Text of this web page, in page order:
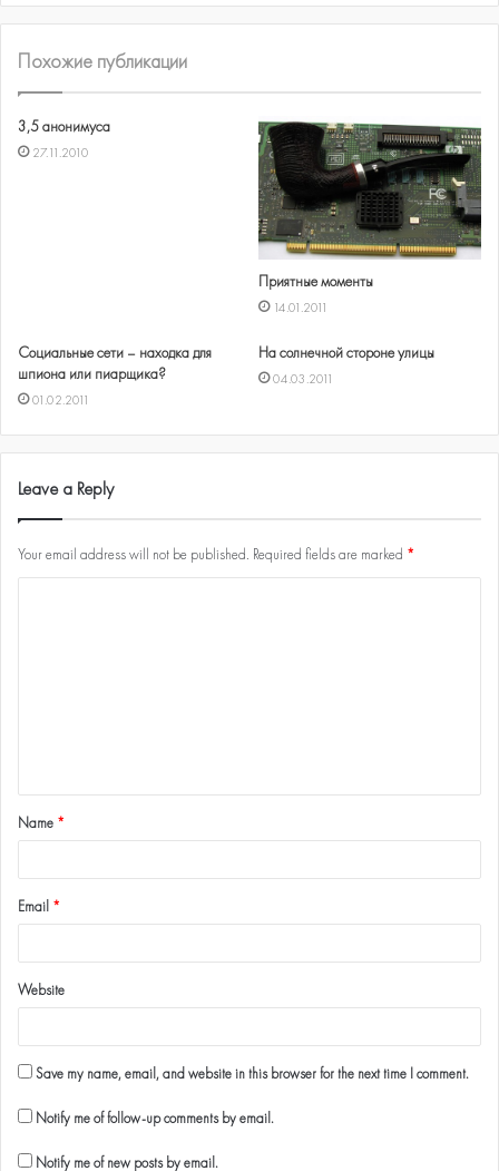
Похожие публикации
3,5 анонимуса
27.11.2010
Приятные моменты
14.01.2011
Социальные сети – находка для
шпиона или пиарщика?
01.02.2011
На солнечной стороне улицы
04.03.2011
Leave a Reply
Your email address will not be published. Required fields are marked *
Name *
Email *
Website
Save my name, email, and website in this browser for the next time I comment.
Notify me of follow-up comments by email.
Notify me of new posts by email.